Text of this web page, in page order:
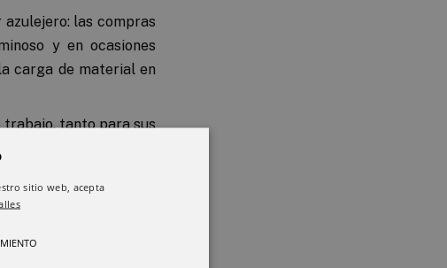
las compras
y en ocasiones
carga de material en
trabajo, tanto para sus
tiempos de espera y
carga. El uso de la
sitio web, acepta